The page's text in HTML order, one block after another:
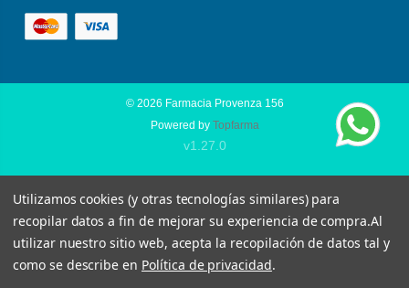
© 2026 Farmacia Provenza 156
Powered by Topfarma
v1.27.0
Utilizamos cookies (y otras tecnologías similares) para
recopilar datos a fin de mejorar su experiencia de compra.Al
utilizar nuestro sitio web, acepta la recopilación de datos tal y
como se describe en Política de privacidad.